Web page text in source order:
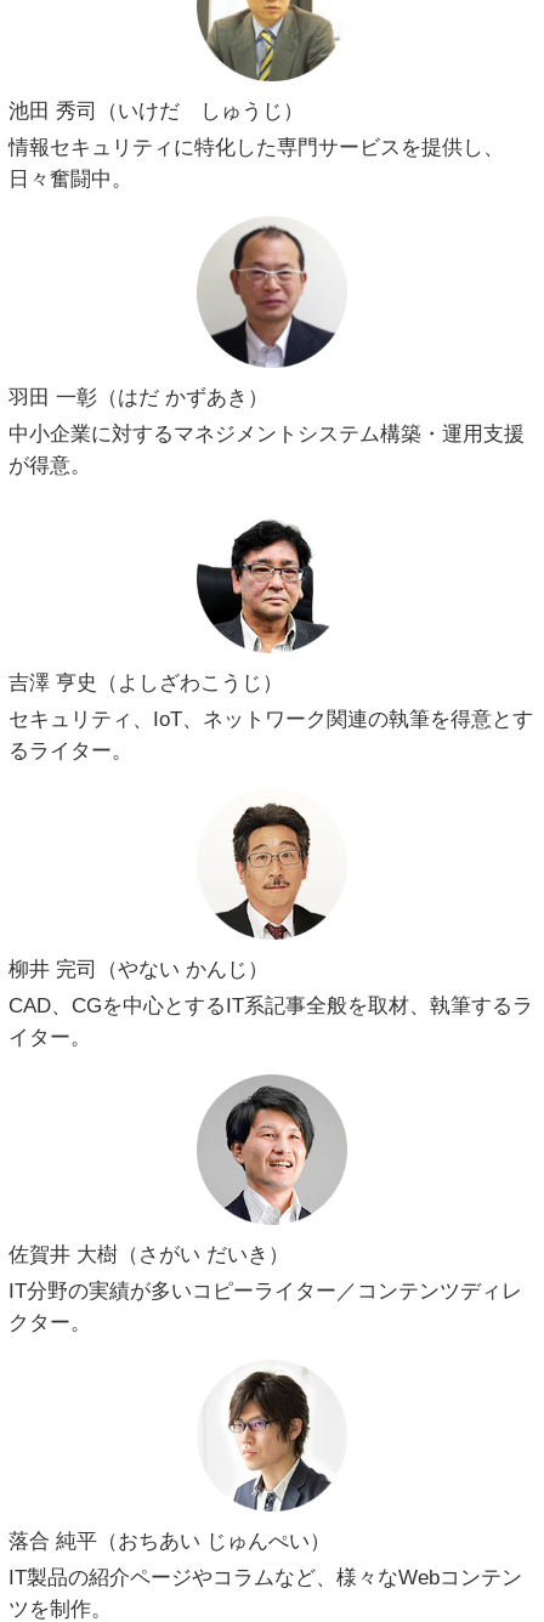
池田 秀司（いけだ しゅうじ）
情報セキュリティに特化した専門サービスを提供し、
日々奮闘中。
羽田 一彰（はだ かずあき）
中小企業に対するマネジメントシステム構築・運用支援
が得意。
吉澤 亨史（よしざわこうじ）
セキュリティ、IoT、ネットワーク関連の執筆を得意とす
るライター。
柳井 完司（やない かんじ）
CAD、CGを中心とするIT系記事全般を取材、執筆するラ
イター。
佐賀井 大樹（さがい だいき）
IT分野の実績が多いコピーライター／コンテンツディレ
クター。
落合 純平（おちあい じゅんぺい）
IT製品の紹介ページやコラムなど、様々なWebコンテン
ツを制作。